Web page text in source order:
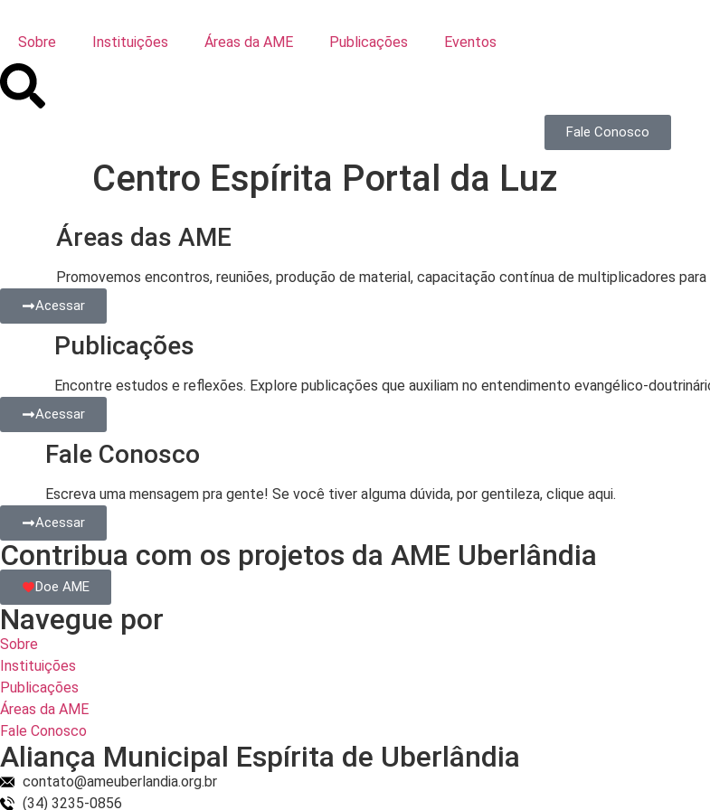
Sobre Instituições Áreas da AME Publicações Eventos
Fale Conosco
Centro Espírita Portal da Luz
Áreas das AME
Promovemos encontros, reuniões, produção de material, capacitação contínua de multiplicadores
Acessar
Publicações
Encontre estudos e reflexões. Explore publicações que auxiliam no entendimento evangélico-
Acessar
Fale Conosco
Escreva uma mensagem pra gente! Se você tiver alguma dúvida, por gentileza, clique aqui.
Acessar
Contribua com os projetos da AME Uberlândia
Doe AME
Navegue por
Sobre
Instituições
Publicações
Áreas da AME
Fale Conosco
Aliança Municipal Espírita de Uberlândia
contato@ameuberlandia.org.br
(34) 3235-0856